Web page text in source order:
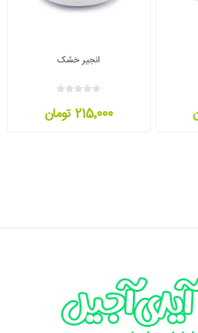
انجیر خشک
215٬000 تومان